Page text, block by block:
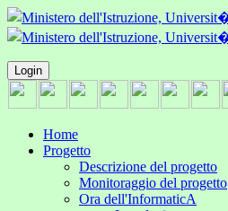
Login
Home
Progetto
Descrizione del progetto
Monitoraggio del progetto
Ora dell'InformaticA